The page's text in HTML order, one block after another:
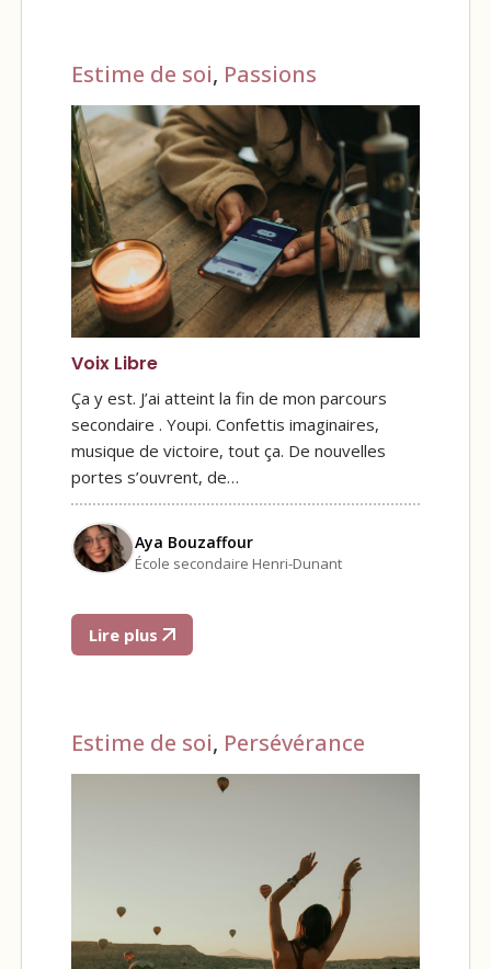
Estime de soi, Passions
Voix Libre
Ça y est. J’ai atteint la fin de mon parcours
secondaire . Youpi. Confettis imaginaires,
musique de victoire, tout ça. De nouvelles
portes s’ouvrent, de…
Aya Bouzaffour
École secondaire Henri-Dunant
Lire plus
Estime de soi, Persévérance